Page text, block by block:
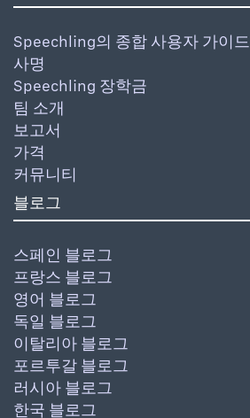
Speechling의 종합 사용자 가이드
사명
Speechling 장학금
팀 소개
보고서
가격
커뮤니티
블로그
스페인 블로그
프랑스 블로그
영어 블로그
독일 블로그
이탈리아 블로그
포르투갈 블로그
러시아 블로그
한국 블로그